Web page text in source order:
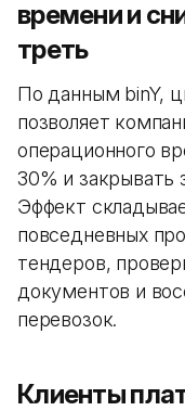
времени и
треть
По данным binY,
позволяет
операционного
30% и закрывать
Эффект
повседневных
тендеров,
документов и
перевозок.
Клиенты